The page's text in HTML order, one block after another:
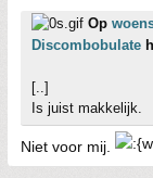
Op
Discombobulate
[..]
Is juist makkelijk.
Niet voor mij.